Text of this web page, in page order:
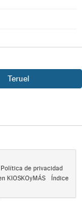
Teruel
Política de privacidad
KIOSKOyMÁS
Índice